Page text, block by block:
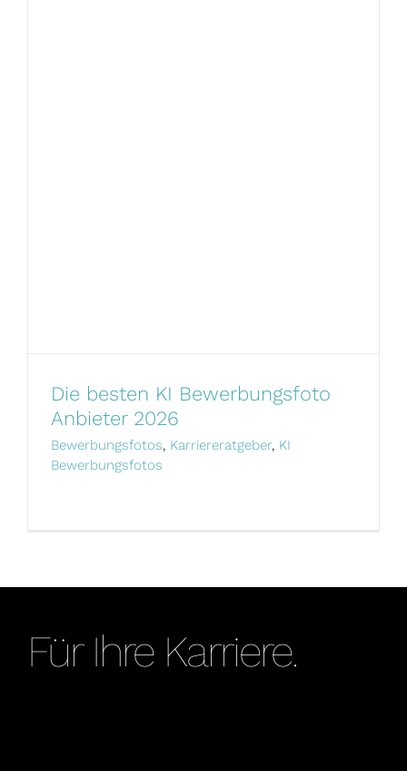
Die besten KI Bewerbungsfoto
Anbieter 2026
Bewerbungsfotos, Karriereratgeber, KI
Bewerbungsfotos
Für Ihre Karriere.